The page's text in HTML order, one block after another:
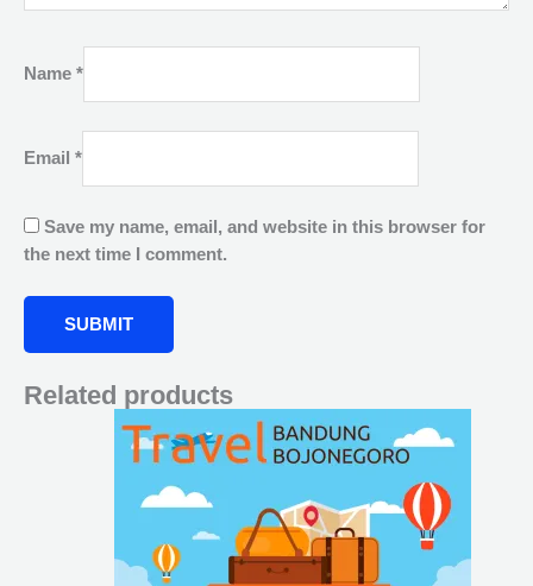
Name *
Email *
Save my name, email, and website in this browser for
the next time I comment.
Related products